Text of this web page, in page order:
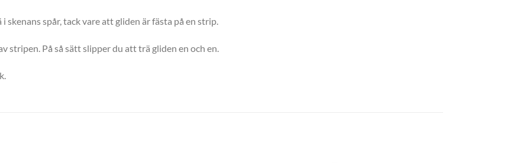
skenans spår, tack vare att gliden är fästa på en strip.
stripen. På så sätt slipper du att trä gliden en och en.